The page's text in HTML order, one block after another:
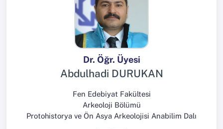
Dr. Öğr. Üyesi
Abdulhadi DURUKAN
Fen Edebiyat Fakültesi
Arkeoloji Bölümü
Protohistorya ve Ön Asya Arkeolojisi Anabilim Dalı